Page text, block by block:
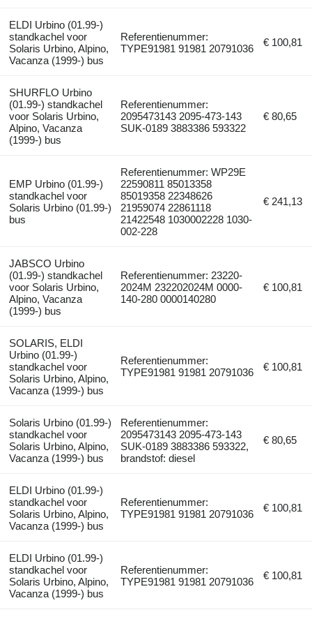
ELDI Urbino (01.99-)
standkachel voor
Solaris Urbino, Alpino,
Vacanza (1999-) bus
Referentienummer:
TYPE91981 91981 20791036
€ 100,81
SHURFLO Urbino
(01.99-) standkachel
voor Solaris Urbino,
Alpino, Vacanza
(1999-) bus
Referentienummer:
2095473143 2095-473-143
SUK-0189 3883386 593322
€ 80,65
EMP Urbino (01.99-)
standkachel voor
Solaris Urbino (01.99-)
bus
Referentienummer: WP29E
22590811 85013358
85019358 22348626
21959074 22861118
21422548 1030002228 1030-
002-228
€ 241,13
JABSCO Urbino
(01.99-) standkachel
voor Solaris Urbino,
Alpino, Vacanza
(1999-) bus
Referentienummer: 23220-
2024M 232202024M 0000-
140-280 0000140280
€ 100,81
SOLARIS, ELDI
Urbino (01.99-)
standkachel voor
Solaris Urbino, Alpino,
Vacanza (1999-) bus
Referentienummer:
TYPE91981 91981 20791036
€ 100,81
Solaris Urbino (01.99-)
standkachel voor
Solaris Urbino, Alpino,
Vacanza (1999-) bus
Referentienummer:
2095473143 2095-473-143
SUK-0189 3883386 593322,
brandstof: diesel
€ 80,65
ELDI Urbino (01.99-)
standkachel voor
Solaris Urbino, Alpino,
Vacanza (1999-) bus
Referentienummer:
TYPE91981 91981 20791036
€ 100,81
ELDI Urbino (01.99-)
standkachel voor
Solaris Urbino, Alpino,
Vacanza (1999-) bus
Referentienummer:
TYPE91981 91981 20791036
€ 100,81